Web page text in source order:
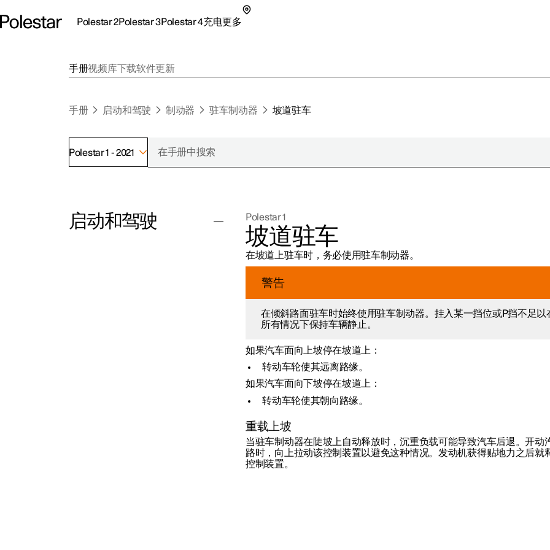
Polestar 2Polestar 3Polestar 4充电更多
联系我们
探索Polestar 3
公共充电
车主服务
新闻
注册新闻简报
（在新窗口中打开）
手册视频库下载软件更新
手册 启动和驾驶 制动器 驻车制动器 坡道驻车
Polestar 1 - 2021
启动和驾驶 Polestar 1
坡道驻车
在坡道上驻车时，务必使用驻车制动器。
警告
在倾斜路面驻车时始终使用驻车制动器。挂入某一挡位或P挡不足以
所有情况下保持车辆静止。
如果汽车面向上坡停在坡道上：
转动车轮使其远离路缘。
如果汽车面向下坡停在坡道上：
转动车轮使其朝向路缘。
重载上坡
当驻车制动器在陡坡上自动释放时，沉重负载可能导致汽车后退。开动
路时，向上拉动该控制装置以避免这种情况。发动机获得贴地力之后就
控制装置。